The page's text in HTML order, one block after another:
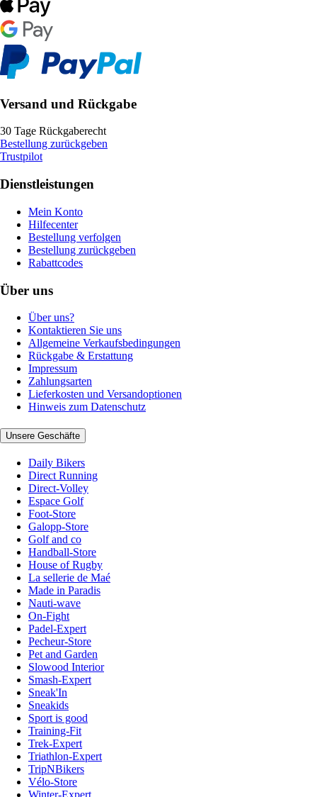
Versand und Rückgabe
30 Tage Rückgaberecht
Bestellung zurückgeben
Trustpilot
Dienstleistungen
Mein Konto
Hilfecenter
Bestellung verfolgen
Bestellung zurückgeben
Rabattcodes
Über uns
Über uns?
Kontaktieren Sie uns
Allgemeine Verkaufsbedingungen
Rückgabe & Erstattung
Impressum
Zahlungsarten
Lieferkosten und Versandoptionen
Hinweis zum Datenschutz
Unsere Geschäfte
Daily Bikers
Direct Running
Direct-Volley
Espace Golf
Foot-Store
Galopp-Store
Golf and co
Handball-Store
House of Rugby
La sellerie de Maé
Made in Paradis
Nauti-wave
On-Fight
Padel-Expert
Pecheur-Store
Pet and Garden
Slowood Interior
Smash-Expert
Sneak'In
Sneakids
Sport is good
Training-Fit
Trek-Expert
Triathlon-Expert
TripNBikers
Vélo-Store
Winter-Expert